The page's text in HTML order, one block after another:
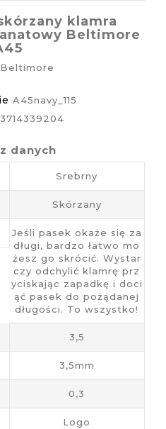
klamra
Beltimore
Beltimore
A45navy_115
danych
Srebrny
Skórzany
Jeśli pasek okaże się za
długi, bardzo łatwo mo
żesz go skrócić. Wystar
czy odchylić klamrę prz
yciskając zapadkę i doci
ąć pasek do pożądanej
długości. To wszystko!
3,5
3,5mm
0,3
Logo